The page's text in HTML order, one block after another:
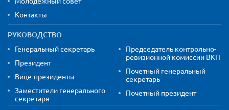
Контакты
РУКОВОДСТВО
Генеральный секретарь
Президент
Вице-президенты
Заместители генерального
секретаря
Председатель контрольно-
ревизионной комиссии ВКП
Почетный генеральный
секретарь
Почетный президент